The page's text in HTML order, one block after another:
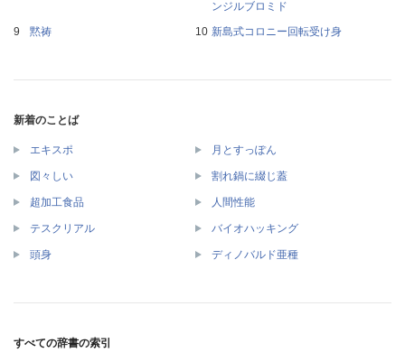
ンジルブロミド
黙祷
新島式コロニー回転受け身
新着のことば
エキスポ 月とすっぽん
図々しい 割れ鍋に綴じ蓋
超加工食品 人間性能
テスクリアル バイオハッキング
頭身 ディノバルド亜種
すべての辞書の索引